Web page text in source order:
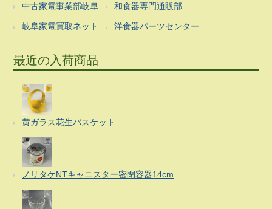
中古家電事業部岐阜 和食器専門通販部
岐阜家電買取ネット 洋食器パーツセンター
最近の入荷商品
黄ガラス花生バスケット
ノリタケNTキャニスター密閉容器14cm